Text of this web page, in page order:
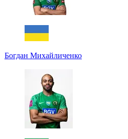
Богдан Михайличенко